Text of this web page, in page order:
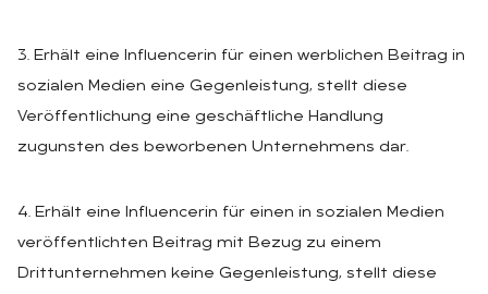
3. Erhält eine Influencerin für einen werblichen Beitrag in
sozialen Medien eine Gegenleistung, stellt diese
Veröffentlichung eine geschäftliche Handlung
zugunsten des beworbenen Unternehmens dar.
4. Erhält eine Influencerin für einen in sozialen Medien
veröffentlichten Beitrag mit Bezug zu einem
Drittunternehmen keine Gegenleistung, stellt diese